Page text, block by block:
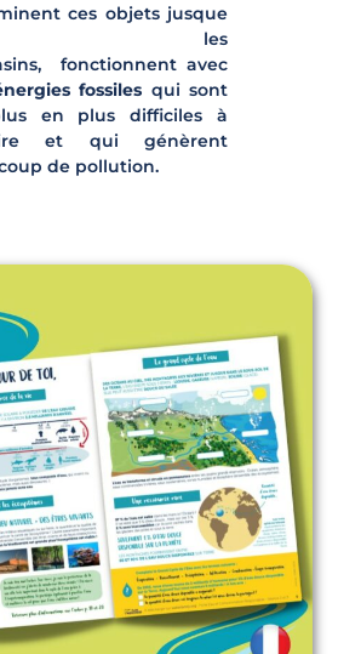
ces objets jusque
les
fonctionnent avec
fossiles qui sont
en plus difficiles à
et qui génèrent
de pollution.